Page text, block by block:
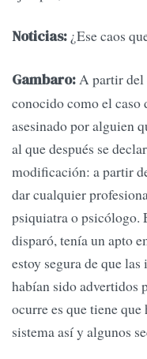
Noticias: ¿Ese caos
Gambaro:A partir del
conocido como el
asesinado por alguien
al que después se
modificación: a partir
dar cualquier
psiquiatra o psicólogo.
disparó, tenía un apto
estoy segura de que
habían sido advertidos
ocurre es que tiene
sistema así y algunos